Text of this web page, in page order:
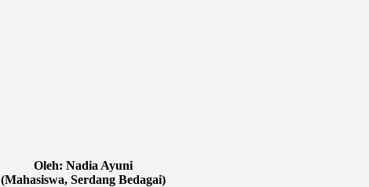
Oleh: Nadia Ayuni
(Mahasiswa, Serdang Bedagai)